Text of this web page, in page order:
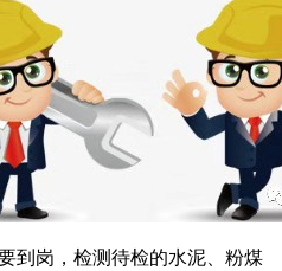
到岗，检测待检的水泥、粉煤